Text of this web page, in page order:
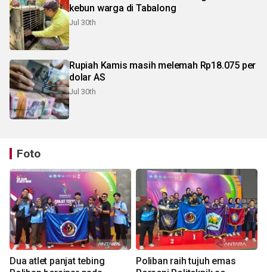
kebun warga di Tabalong
Jul 30th
Rupiah Kamis masih melemah Rp18.075 per
dolar AS
Jul 30th
Foto
Dua atlet panjat tebing
Poliban raih tujuh emas